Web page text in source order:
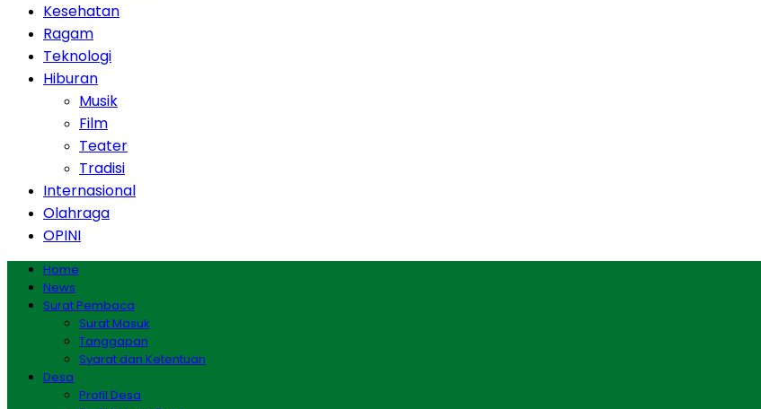
Kesehatan
Ragam
Teknologi
Hiburan
Musik
Film
Teater
Tradisi
Internasional
Olahraga
OPINI
Home
News
Surat Pembaca
Surat Masuk
Tanggapan
Syarat dan Ketentuan
Desa
Profil Desa